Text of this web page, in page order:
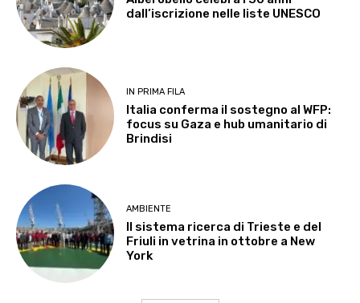
dall’iscrizione nelle liste UNESCO
IN PRIMA FILA
Italia conferma il sostegno al WFP:
focus su Gaza e hub umanitario di
Brindisi
AMBIENTE
Il sistema ricerca di Trieste e del
Friuli in vetrina in ottobre a New
York